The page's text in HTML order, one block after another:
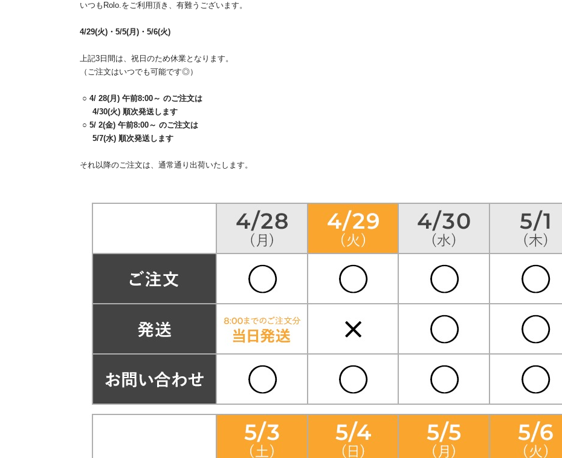
いつも Rolo.をご利用頂き、有難うございます。
4/29(火) ・ 5/5(月 ) ・ 5/6(火)
上記3日間は、祝日のため休業となります。
（ご注文はいつでも可能です◎）
○ 4/ 28(月 ) 午前8:00～ のご注文は
4/30(火) 順次発送します
○ 5/ 2(金) 午前8:00～ のご注文は
5/7(水) 順次発送します
それ以降のご注文は、通常通り出荷いたします。